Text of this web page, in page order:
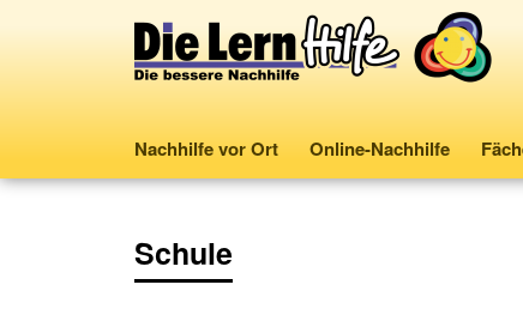
Nachhilfe vor Ort Online-Nachhilfe
Schule